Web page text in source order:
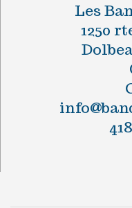
Les
1250